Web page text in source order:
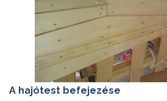
A hajótest befejezése